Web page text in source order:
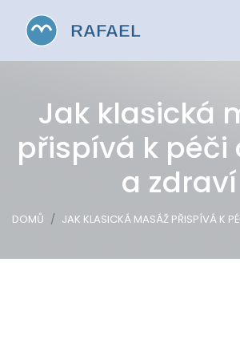
Jak klasická
přispívá k péči
a zdraví
DOMŮ JAK KLASICKÁ MASÁŽ PŘISPÍVÁ K